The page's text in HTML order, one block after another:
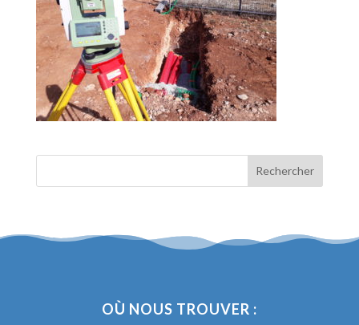
OÙ NOUS TROUVER :